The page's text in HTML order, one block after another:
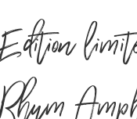
Edition
Rhum